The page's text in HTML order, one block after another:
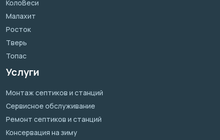
КолоВеси
Малахит
Росток
Тверь
Топас
Услуги
Монтаж септиков и станций
Сервисное обслуживание
Ремонт септиков и станций
Консервация на зиму